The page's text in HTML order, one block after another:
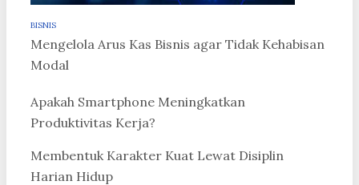
BISNIS
Mengelola Arus Kas Bisnis agar Tidak Kehabisan
Modal
Apakah Smartphone Meningkatkan
Produktivitas Kerja?
Membentuk Karakter Kuat Lewat Disiplin
Harian Hidup